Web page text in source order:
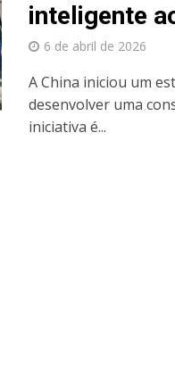
inteligente
6 de abril de 2026
A China iniciou um
desenvolver uma
iniciativa é...